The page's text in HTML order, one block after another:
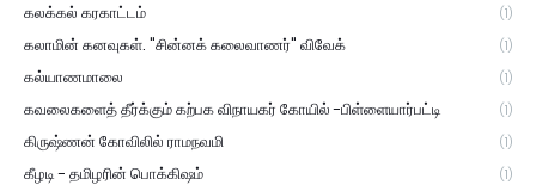
கலக்கல் கரகாட்டம் (1)
கலாமின் கனவுகள். "சின்னக் கலைவாணர்" விவேக் (1)
கல்யாணமாலை (1)
கவலைகளைத் தீர்க்கும் கற்பக விநாயகர் கோயில் -பிள்ளையார்பட்டி (1)
கிருஷ்ணன் கோவிலில் ராமநவமி (1)
கீழடி - தமிழரின் பொக்கிஷம் (1)